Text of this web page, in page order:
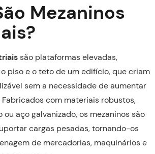
Mezaninos
são plataformas elevadas,
piso e o teto de um edifício, que criam
sem a necessidade de aumentar
com materiais robustos,
aço galvanizado, os mezaninos são
cargas pesadas, tornando-os
de mercadorias, maquinários e